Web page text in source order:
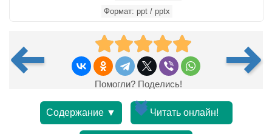
Формат: ppt / pptx
Помогли? Поделись!
Содержание ▼ Читать онлайн!